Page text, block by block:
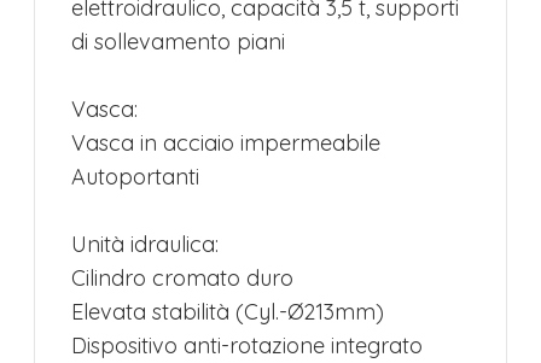
elettroidraulico, capacità 3,5 t, supporti
di sollevamento piani
Vasca:
Vasca in acciaio impermeabile
Autoportanti
Unità idraulica:
Cilindro cromato duro
Elevata stabilità (Cyl.-Ø213mm)
Dispositivo anti-rotazione integrato